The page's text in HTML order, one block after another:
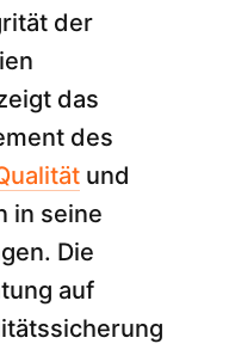
der
das
des
und
in seine
Die
auf